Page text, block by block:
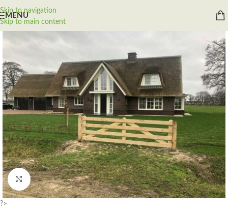
Skip to navigation
Skip to main content
MENU
Inzoomen
?>